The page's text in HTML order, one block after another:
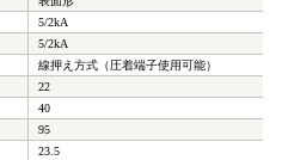
5/2kA
5/2kA
線押え方式（圧着端子使用可能）
22
40
95
23.5